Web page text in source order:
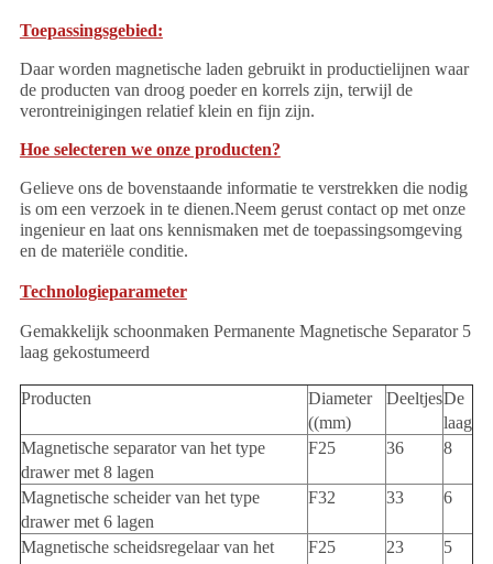
Toepassingsgebied:
Daar worden magnetische laden gebruikt in productielijnen waar
de producten van droog poeder en korrels zijn, terwijl de
verontreinigingen relatief klein en fijn zijn.
Hoe selecteren we onze producten?
Gelieve ons de bovenstaande informatie te verstrekken die nodig
is om een verzoek in te dienen.Neem gerust contact op met onze
ingenieur en laat ons kennismaken met de toepassingsomgeving
en de materiële conditie.
Technologieparameter
Gemakkelijk schoonmaken Permanente Magnetische Separator 5
laag gekostumeerd
Producten
Diameter
((mm)
DeeltjesDe
laag
Magnetische separator van het type
drawer met 8 lagen
F25 36 8
Magnetische scheider van het type
drawer met 6 lagen
F32 33 6
Magnetische scheidsregelaar van het
F25 23 5